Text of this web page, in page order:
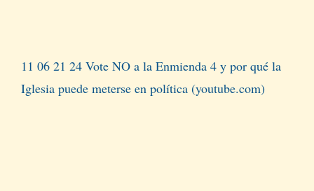
11 06 21 24 Vote NO a la Enmienda 4 y por qué la
Iglesia puede meterse en política (youtube.com)